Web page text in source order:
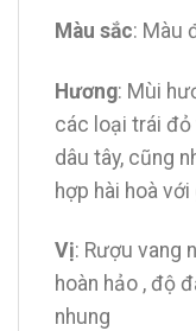
Màu sắc: Màu
Hương: Mùi
các loại trái đỏ
dâu tây, cũng
hợp hài hoà
Vị: Rượu vang
hoàn hảo , độ
nhung